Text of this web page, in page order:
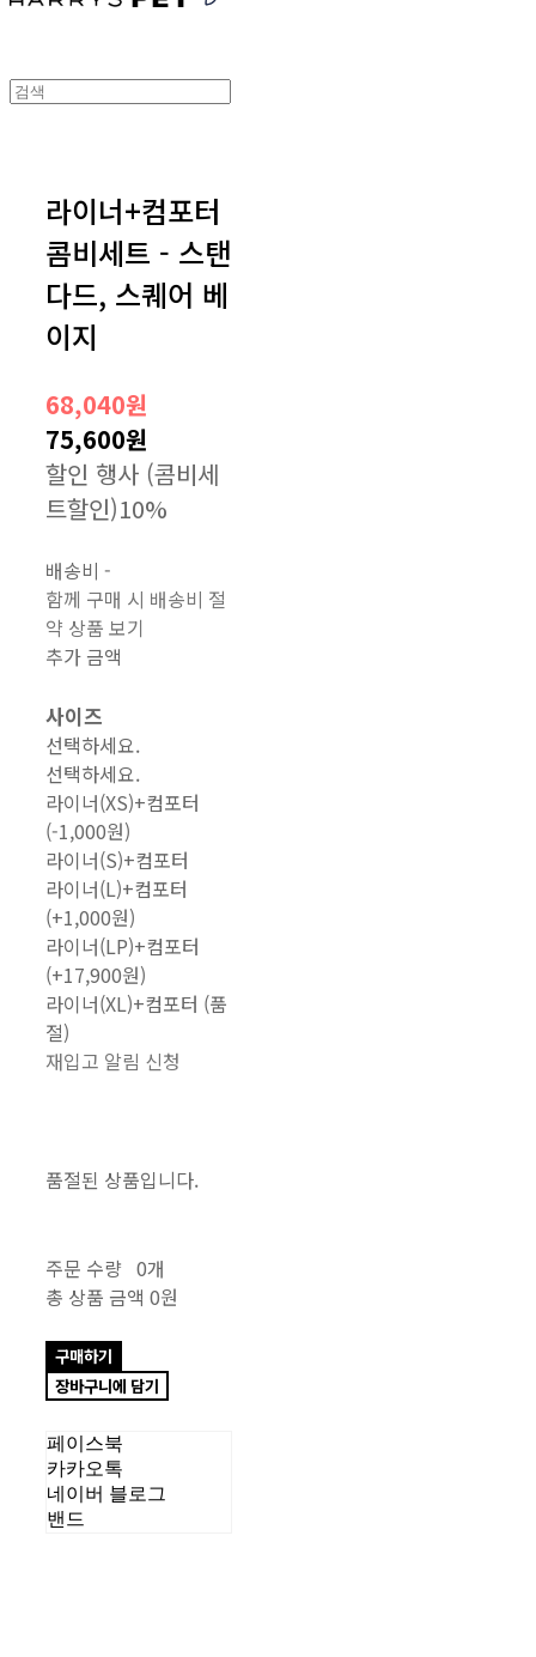
라이너+컴포터
콤비세트 - 스탠
다드, 스퀘어 베
이지
68,040원
75,600원
할인 행사 (콤비세
트할인)10%
배송비-
함께 구매 시 배송비 절
약 상품 보기
추가 금액
사이즈
선택하세요.
선택하세요.
라이너(XS)+컴포터
(-1,000원)
라이너(S)+컴포터
라이너(L)+컴포터
(+1,000원)
라이너(LP)+컴포터
(+17,900원)
라이너(XL)+컴포터 (품
절)
재입고 알림 신청
품절된 상품입니다.
주문 수량 0개
총 상품 금액 0원
구매하기
장바구니에 담기
페이스북
카카오톡
네이버 블로그
밴드